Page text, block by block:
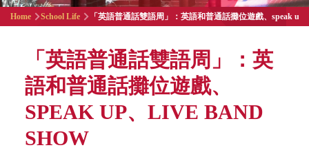
Breadcrumb
Home School Life 「英語普通話雙語周」：英語和普通話攤位遊戲、speak up
「英語普通話雙語周」：英
語和普通話攤位遊戲、
SPEAK UP、LIVE BAND
SHOW